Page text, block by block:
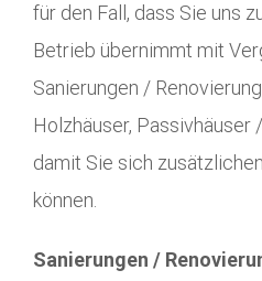
für den Fall, dass Sie uns
Betrieb übernimmt mit
Sanierungen /
Holzhäuser, Passivhäuser
damit Sie sich
können.
Sanierungen /